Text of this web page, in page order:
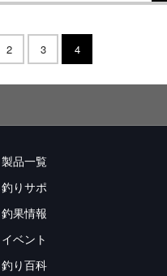
2 3 4
製品一覧
釣りサポ
釣果情報
イベント
釣り百科